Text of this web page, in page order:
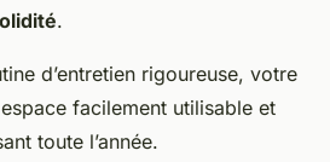
.
d’entretien rigoureuse, votre
facilement utilisable et
toute l’année.